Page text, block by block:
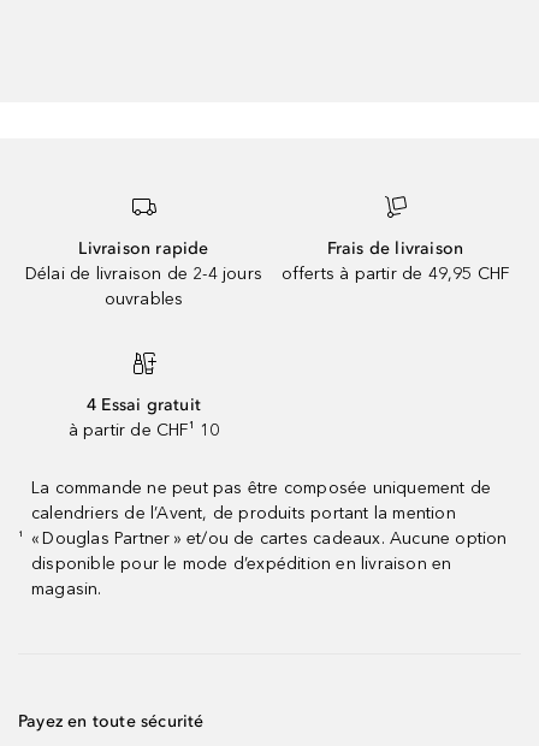
Livraison rapide
Délai de livraison de 2-4 jours
ouvrables
Frais de livraison
offerts à partir de 49,95 CHF
4 Essai gratuit
à partir de CHF¹ 10
¹
La commande ne peut pas être composée uniquement de
calendriers de l’Avent, de produits portant la mention
« Douglas Partner » et/ou de cartes cadeaux. Aucune option
disponible pour le mode d’expédition en livraison en
magasin.
Payez en toute sécurité